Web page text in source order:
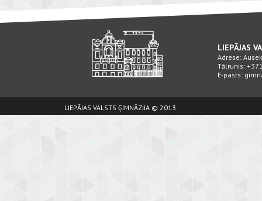
LIEPĀJAS
Adrese:
Tālrunis:
E-pasts:
LIEPĀJAS VALSTS ĢIMNĀZIJA © 2013